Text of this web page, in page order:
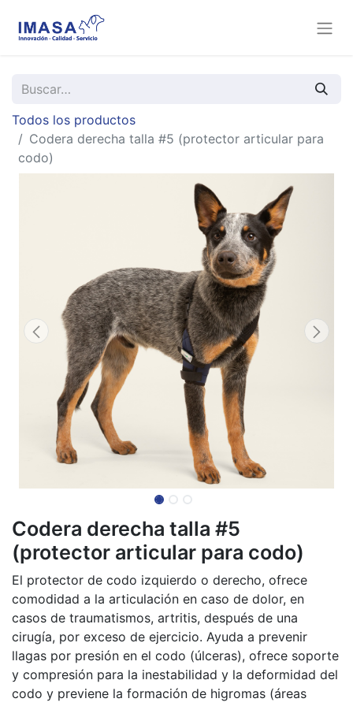
Todos los productos
Codera derecha talla #5 (protector articular para
codo)
Codera derecha talla #5
(protector articular para codo)
El protector de codo izquierdo o derecho, ofrece
comodidad a la articulación en caso de dolor, en
casos de traumatismos, artritis, después de una
cirugía, por exceso de ejercicio. Ayuda a prevenir
llagas por presión en el codo (úlceras), ofrece soporte
y compresión para la inestabilidad y la deformidad del
codo y previene la formación de higromas (áreas